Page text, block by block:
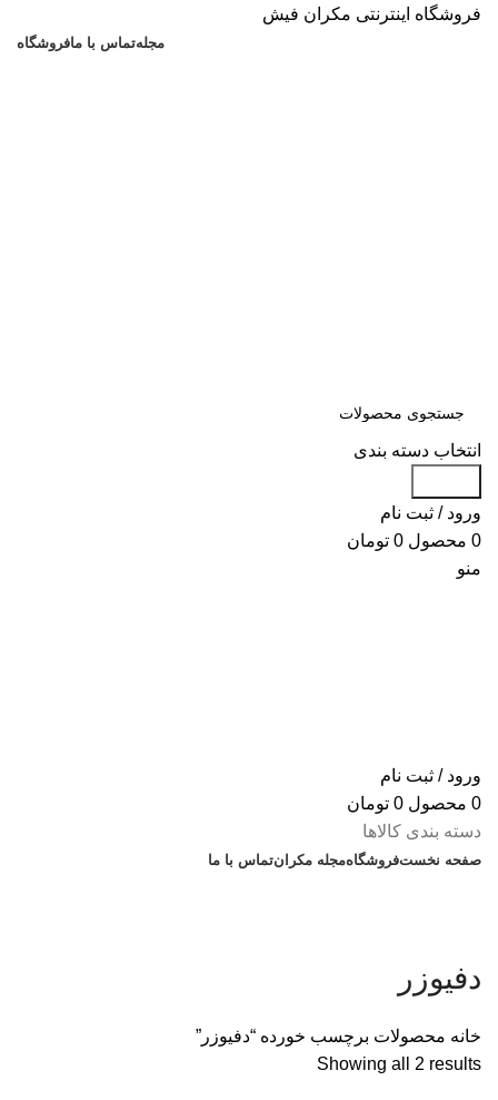
فروشگاه اینترنتی مکران فیش
مجلهتماس با مافروشگاه
انتخاب دسته بندی
ورود / ثبت نام
0 محصول 0 تومان
منو
ورود / ثبت نام
0 محصول 0 تومان
دسته بندی کالاها
صفحه نخستفروشگاهمجله مکرانتماس با ما
دفیوزر
خانه محصولات برچسب خورده “دفیوزر”
Showing all 2 results